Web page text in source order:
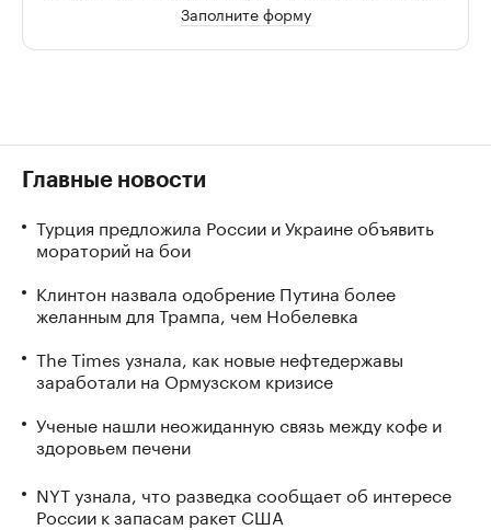
Заполните форму
Главные новости
Турция предложила России и Украине объявить
мораторий на бои
Клинтон назвала одобрение Путина более
желанным для Трампа, чем Нобелевка
The Times узнала, как новые нефтедержавы
заработали на Ормузском кризисе
Ученые нашли неожиданную связь между кофе и
здоровьем печени
NYT узнала, что разведка сообщает об интересе
России к запасам ракет США